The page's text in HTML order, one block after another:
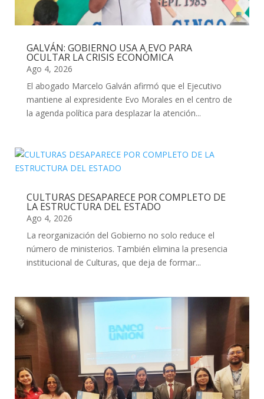
GALVÁN: GOBIERNO USA A EVO PARA
OCULTAR LA CRISIS ECONÓMICA
Ago 4, 2026
El abogado Marcelo Galván afirmó que el Ejecutivo
mantiene al expresidente Evo Morales en el centro de
la agenda política para desplazar la atención...
CULTURAS DESAPARECE POR COMPLETO DE
LA ESTRUCTURA DEL ESTADO
Ago 4, 2026
La reorganización del Gobierno no solo reduce el
número de ministerios. También elimina la presencia
institucional de Culturas, que deja de formar...